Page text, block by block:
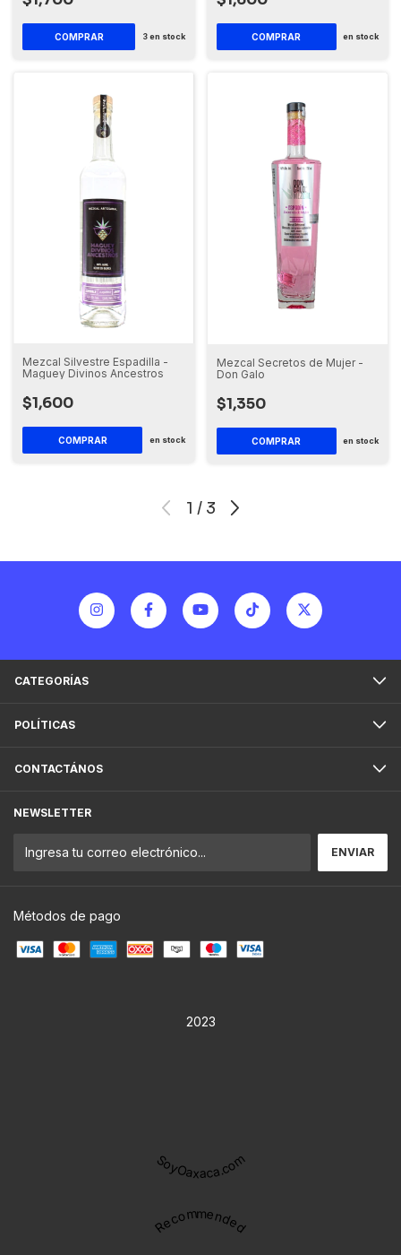
COMPRAR 3en stock en stock
Mezcal Silvestre Espadilla -
Maguey Divinos Ancestros
$1,600
en stock
Mezcal Secretos de Mujer -
Don Galo
$1,350
en stock
1 / 3
CATEGORÍAS
POLÍTICAS
CONTACTÁNOS
NEWSLETTER
Métodos de pago
2023
SoyOaxaca.com
Recommended